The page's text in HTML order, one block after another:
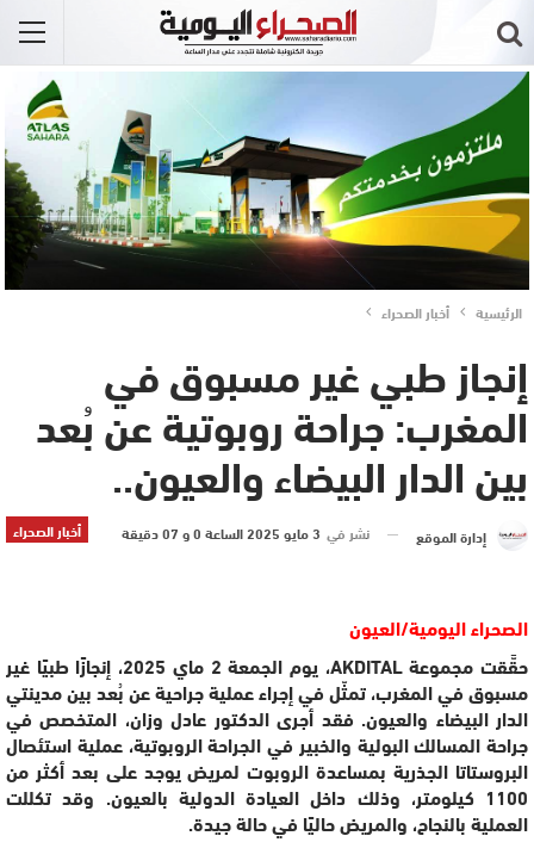
الرئيسية أخبار الصحراء
إنجاز طبي غير مسبوق في
المغرب: جراحة روبوتية عن بُعد
بين الدار البيضاء والعيون..
أخبار الصحراء إدارة الموقع نشر في 3 مايو 2025 الساعة 0 و 07 دقيقة
الصحراء اليومية/العيون
حقَّقت مجموعة AKDITAL، يوم الجمعة 2 ماي 2025، إنجازًا طبيًا غير
مسبوق في المغرب، تمثّل في إجراء عملية جراحية عن بُعد بين مدينتي
الدار البيضاء والعيون. فقد أجرى الدكتور عادل وزان، المتخصص في
جراحة المسالك البولية والخبير في الجراحة الروبوتية، عملية استئصال
البروستاتا الجذرية بمساعدة الروبوت لمريض يوجد على بعد أكثر من
1100 كيلومتر، وذلك داخل العيادة الدولية بالعيون. وقد تكللت
العملية بالنجاح، والمريض حاليًا في حالة جيدة.